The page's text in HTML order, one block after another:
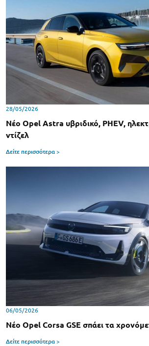
28/05/2026
Νέο Opel Astra υβριδικό, PHEV,
ντίζελ
Δείτε περισσότερα >
06/05/2026
Νέο Opel Corsa GSE σπάει τα
Δείτε περισσότερα >